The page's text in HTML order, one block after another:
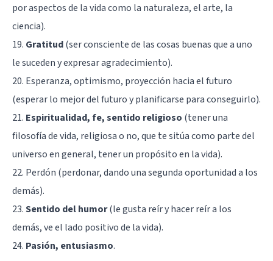
por aspectos de la vida como la naturaleza, el arte, la
ciencia).
19. Gratitud(ser consciente de las cosas buenas que a uno
le suceden y expresar agradecimiento).
20. Esperanza, optimismo, proyección hacia el futuro
(esperar lo mejor del futuro y planificarse para conseguirlo).
21. Espiritualidad, fe, sentido religioso (tener una
filosofía de vida, religiosa o no, que te sitúa como parte del
universo en general, tener un propósito en la vida).
22. Perdón (perdonar, dando una segunda oportunidad a los
demás).
23.Sentido del humor(le gusta reír y hacer reír a los
demás, ve el lado positivo de la vida).
24. Pasión, entusiasmo.